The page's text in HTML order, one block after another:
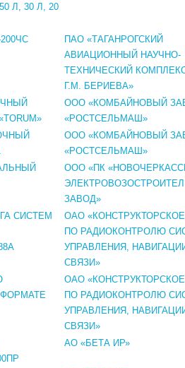
Л, 30 Л, 20
ПАО «ТАГАНРОГСКИЙ
АВИАЦИОННЫЙ НАУЧНО-
ТЕХНИЧЕСКИЙ
Г.М. БЕРИЕВА»
ООО «КОМБАЙНОВЫЙ
«РОСТСЕЛЬМАШ»
ООО «КОМБАЙНОВЫЙ
«РОСТСЕЛЬМАШ»
ООО «ПК
ЗАВОД»
СИСТЕМ
ОАО
ПО РАДИОКОНТРОЛЮ
УПРАВЛЕНИЯ,
СВЯЗИ»
ОАО
ПО РАДИОКОНТРОЛЮ
УПРАВЛЕНИЯ,
СВЯЗИ»
АО «БЕТА ИР»